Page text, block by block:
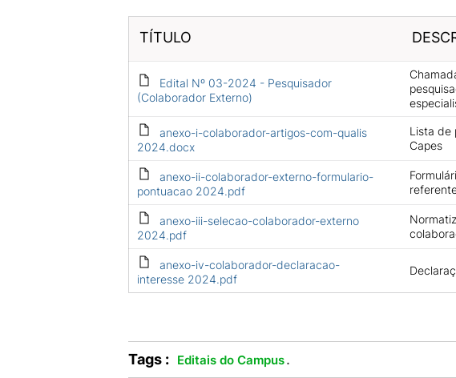
TÍTULO
Edital Nº 03-2024 - Pesquisador
(Colaborador Externo)
anexo-i-colaborador-artigos-com-qualis
2024.docx
Lista de
Capes
anexo-ii-colaborador-externo-formulario-
pontuacao 2024.pdf
anexo-iii-selecao-colaborador-externo
2024.pdf
anexo-iv-colaborador-declaracao-
interesse 2024.pdf
Tags : Editais do Campus.